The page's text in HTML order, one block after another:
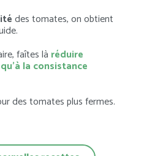
des tomates, on obtient
faîtes là réduire
la consistance
des tomates plus fermes.